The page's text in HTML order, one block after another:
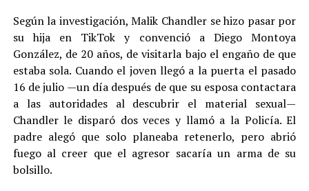
Según la investigación, Malik Chandler se hizo pasar por
su hija en TikTok y convenció a Diego Montoya
González, de 20 años, de visitarla bajo el engaño de que
estaba sola. Cuando el joven llegó a la puerta el pasado
16 de julio —un día después de que su esposa contactara
a las autoridades al descubrir el material sexual—
Chandler le disparó dos veces y llamó a la Policía. El
padre alegó que solo planeaba retenerlo, pero abrió
fuego al creer que el agresor sacaría un arma de su
bolsillo.